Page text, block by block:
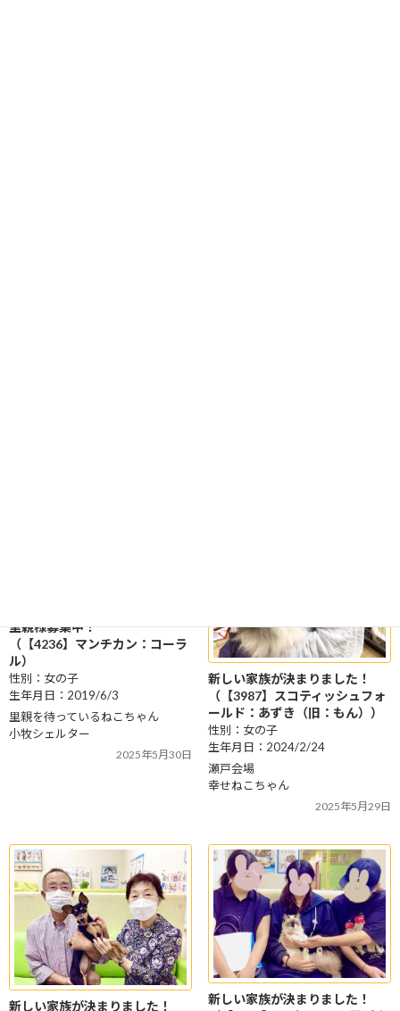
里親様募集中！
（【4236】マンチカン：コーラ
ル）
性別：女の子
生年月日：2019/6/3
里親を待っているねこちゃん
小牧シェルター
2025年5月30日
新しい家族が決まりました！
（【3987】スコティッシュフォ
ールド：あずき（旧：もん））
性別：女の子
生年月日：2024/2/24
瀬戸会場
幸せねこちゃん
2025年5月29日
新しい家族が決まりました！
新しい家族が決まりました！